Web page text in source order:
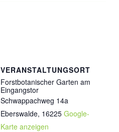
VERANSTALTUNGSORT
Forstbotanischer Garten am
Eingangstor
Schwappachweg 14a
Eberswalde, 16225 Google-
Karte anzeigen